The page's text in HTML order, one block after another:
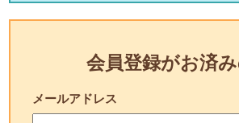
会員登録がお済
メールアドレス